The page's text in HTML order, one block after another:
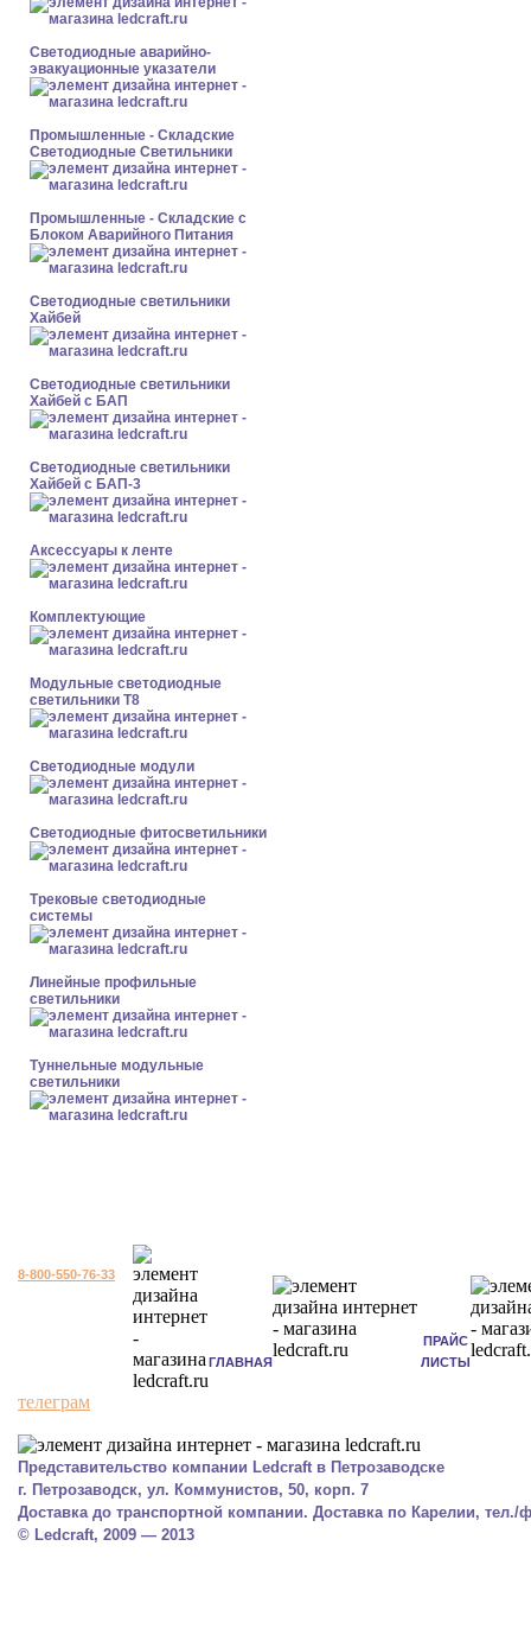
Светодиодные аварийно-
эвакуационные указатели
Промышленные - Складские
Светодиодные Светильники
Промышленные - Складские с
Блоком Аварийного Питания
Светодиодные светильники
Хайбей
Светодиодные светильники
Хайбей с БАП
Светодиодные светильники
Хайбей с БАП-3
Аксессуары к ленте
Комплектующие
Модульные светодиодные
светильники Т8
Светодиодные модули
Светодиодные фитосветильники
Трековые светодиодные
системы
Линейные профильные
светильники
Туннельные модульные
светильники
8-800-550-76-33
ГЛАВНАЯ
ПРАЙС
ЛИСТЫ
телеграм
Представительство компании Ledcraft в Петрозаводске
г. Петрозаводск, ул. Коммунистов, 50, корп. 7
Доставка до транспортной компании. Доставка по Карелии, тел./
© Ledcraft, 2009 — 2013